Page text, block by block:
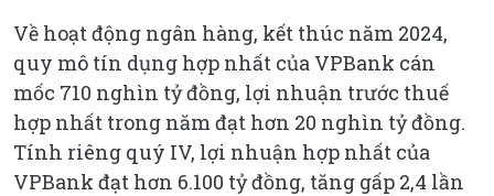
Về hoạt động ngân hàng, kết thúc năm 2024,
quy mô tín dụng hợp nhất của VPBank cán
mốc 710 nghìn tỷ đồng, lợi nhuận trước thuế
hợp nhất trong năm đạt hơn 20 nghìn tỷ đồng.
Tính riêng quý IV, lợi nhuận hợp nhất của
VPBank đạt hơn 6.100 tỷ đồng, tăng gấp 2,4 lần